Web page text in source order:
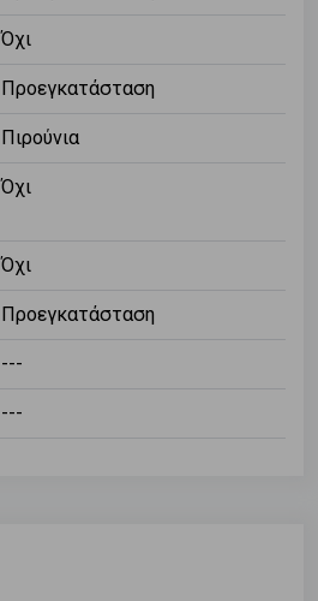
Όχι
Προεγκατάσταση
Πιρούνια
Όχι
Όχι
Προεγκατάσταση
---
---